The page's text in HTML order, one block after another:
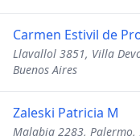
Carmen Estivil de
Llavallol 3851, Villa
Buenos Aires
Zaleski Patricia M
Malabia 2283, Palermo,